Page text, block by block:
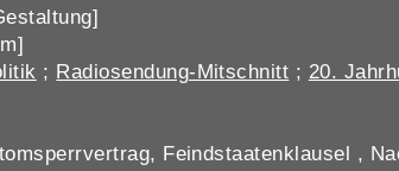
; Radiosendung-Mitschnitt ; 20.
Feindstaatenklausel ,